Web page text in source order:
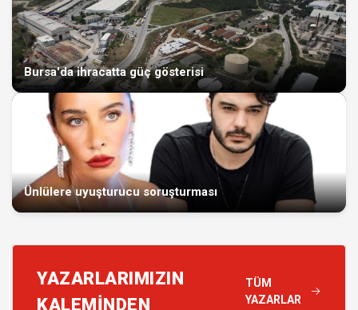
Bursa'da ihracatta güç gösterisi
Ünlülere uyuşturucu soruşturması
YAZARLARIMIZIN
KALEMİNDEN
TÜM
YAZARLAR